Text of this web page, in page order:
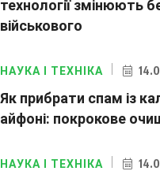
технології змінюють
військового
НАУКА І ТЕХНІКА
Як прибрати спам із
айфоні: покрокове
НАУКА І ТЕХНІКА